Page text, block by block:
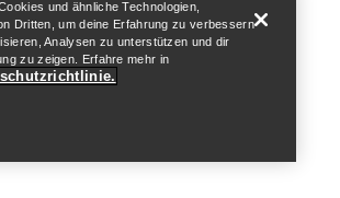
und ähnliche Technologien,
Dritten, um deine Erfahrung zu verbessern
Analysen zu unterstützen und dir
zu zeigen. Erfahre mehr in